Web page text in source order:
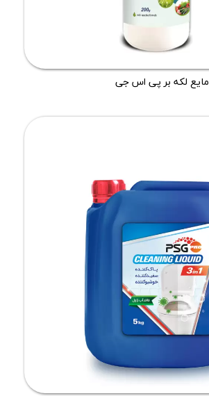
مایع لکه بر پی اس جی